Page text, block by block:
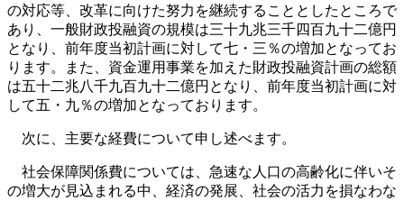
の対応等、改革に向けた努力を継続することとしたところで
あり、一般財政投融資の規模は三十九兆三千四百九十二億円
となり、前年度当初計画に対して七・三％の増加となってお
ります。また、資金運用事業を加えた財政投融資計画の総額
は五十二兆八千九百九十二億円となり、前年度当初計画に対
して五・九％の増加となっております。
次に、主要な経費について申し述べます。
社会保障関係費については、急速な人口の高齢化に伴いそ
の増大が見込まれる中、経済の発展、社会の活力を損なわな